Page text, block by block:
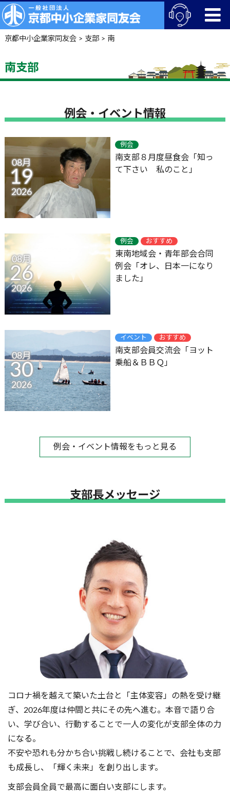
京都中小企業家同友会> 支部> 南
南支部
例会・イベント情報
08月
19
2026
例会
南支部８月度昼食会「知っ
て下さい 私のこと」
08月
26
2026
例会 おすすめ
東南地域会・青年部会合同
例会「オレ、日本一になり
ました」
08月
30
2026
イベント おすすめ
南支部会員交流会「ヨット
乗船＆ＢＢＱ」
例会・イベント情報をもっと見る
支部長メッセージ
コロナ禍を越えて築いた土台と「主体変容」の熱を受け継
ぎ、2026年度は仲間と共にその先へ進む。本音で語り合
い、学び合い、行動することで一人の変化が支部全体の力
になる。
不安や恐れも分かち合い挑戦し続けることで、会社も支部
も成長し、「輝く未来」を創り出します。
支部会員全員で最高に面白い支部にします。